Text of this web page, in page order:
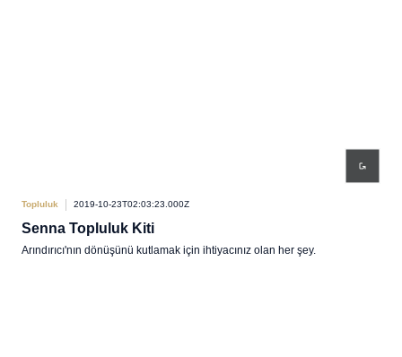
Topluluk 2019-10-23T02:03:23.000Z
Senna Topluluk Kiti
Arındırıcı'nın dönüşünü kutlamak için ihtiyacınız olan her şey.